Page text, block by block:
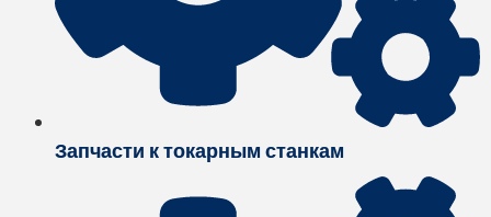
Запчасти к токарным станкам